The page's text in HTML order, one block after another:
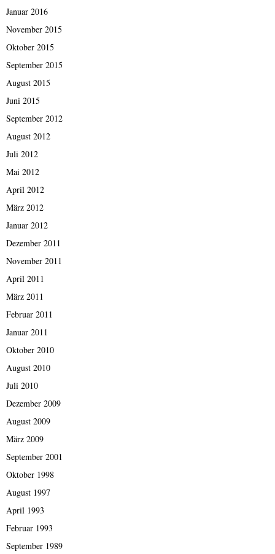
Januar 2016
November 2015
Oktober 2015
September 2015
August 2015
Juni 2015
September 2012
August 2012
Juli 2012
Mai 2012
April 2012
März 2012
Januar 2012
Dezember 2011
November 2011
April 2011
März 2011
Februar 2011
Januar 2011
Oktober 2010
August 2010
Juli 2010
Dezember 2009
August 2009
März 2009
September 2001
Oktober 1998
August 1997
April 1993
Februar 1993
September 1989